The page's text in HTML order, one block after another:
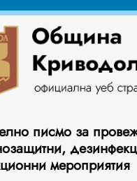
писмо за
мероприятия